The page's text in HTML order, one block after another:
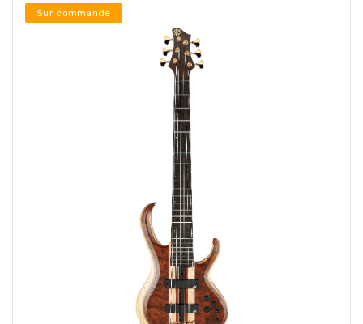
Sur commande
Sur commande